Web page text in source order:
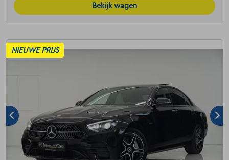
Bekijk wagen
NIEUWE PRIJS